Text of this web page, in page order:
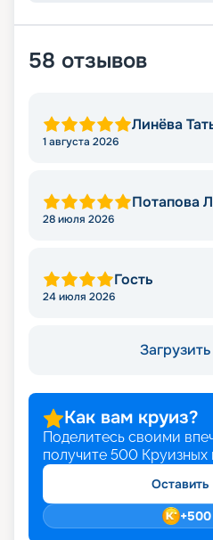
58 отзывов
Линёва
1 августа 2026
Потапова
28 июля 2026
Гость
24 июля 2026
Как вам круиз?
Поделитесь своими
получите 500 Круизных
Оставить
+500